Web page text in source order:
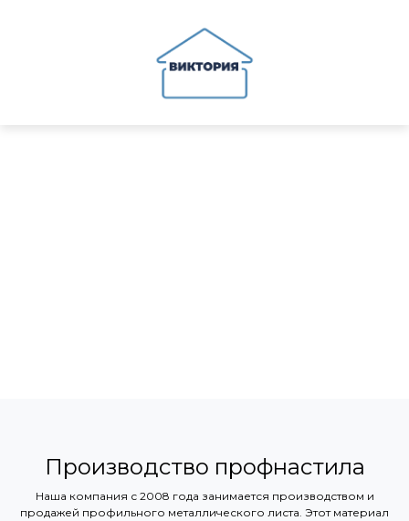
Производство профнастила
Наша компания с 2008 года занимается производством и
продажей профильного металлического листа. Этот материал